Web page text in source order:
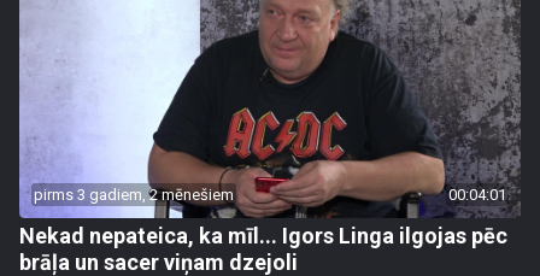
pirms 3 gadiem, 2 mēnešiem 00:04:01
Nekad nepateica, ka mīl... Igors Linga ilgojas pēc
brāļa un sacer viņam dzejoli